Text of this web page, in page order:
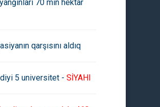
70 min hektar
qarşısını aldıq
5 universitet - SİYAHI